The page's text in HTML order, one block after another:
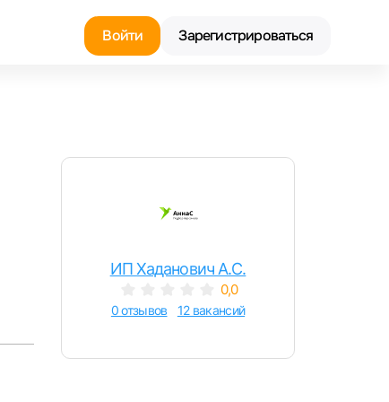
Войти Зарегистрироваться
ИП Хаданович А.С.
0,0
0 отзывов 12 вакансий